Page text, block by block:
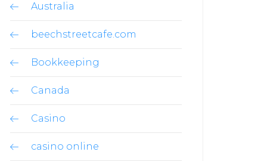
Australia
beechstreetcafe.com
Bookkeeping
Canada
Casino
casino online